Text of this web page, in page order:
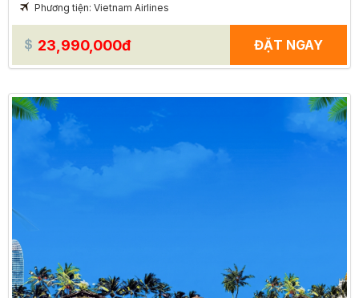
Phương tiện: Vietnam Airlines
23,990,000đ ĐẶT NGAY